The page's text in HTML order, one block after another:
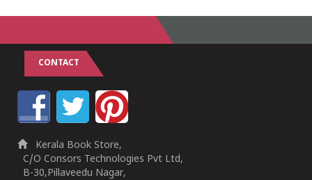
CONTACT
Kerala Book Store,
C/O Consors Technologies Pvt Ltd,
B-30,Pillaveedu Nagar,